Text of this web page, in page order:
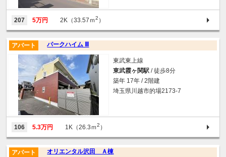
207 5万円 2K（33.57ｍ2 ）
パークハイム Ⅲ
アパート
東武東上線
東武霞ヶ関駅 / 徒歩8分
築年 17年 / 2階建
埼玉県川越市的場2173-7
106 5.3万円 1K（26.3ｍ2 ）
オリエンタル沢田 Ａ棟
アパート